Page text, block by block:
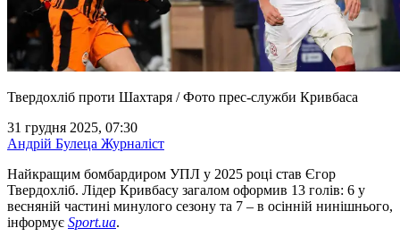
Твердохліб проти Шахтаря / Фото прес-служби Кривбаса
31 грудня 2025, 07:30
Андрій Булеца Журналіст
Найкращим бомбардиром УПЛ у 2025 році став Єгор
Твердохліб. Лідер Кривбасу загалом оформив 13 голів: 6 у
весняній частині минулого сезону та 7 – в осінній нинішнього,
інформує Sport.ua.